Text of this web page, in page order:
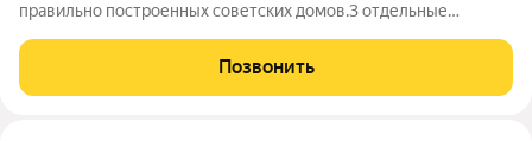
правильно построенных советских домов.3 отдельные
спальне и кухне хороший ремонт. Со всех окон панорамные
красивые виды на город, горы.
Позвонить